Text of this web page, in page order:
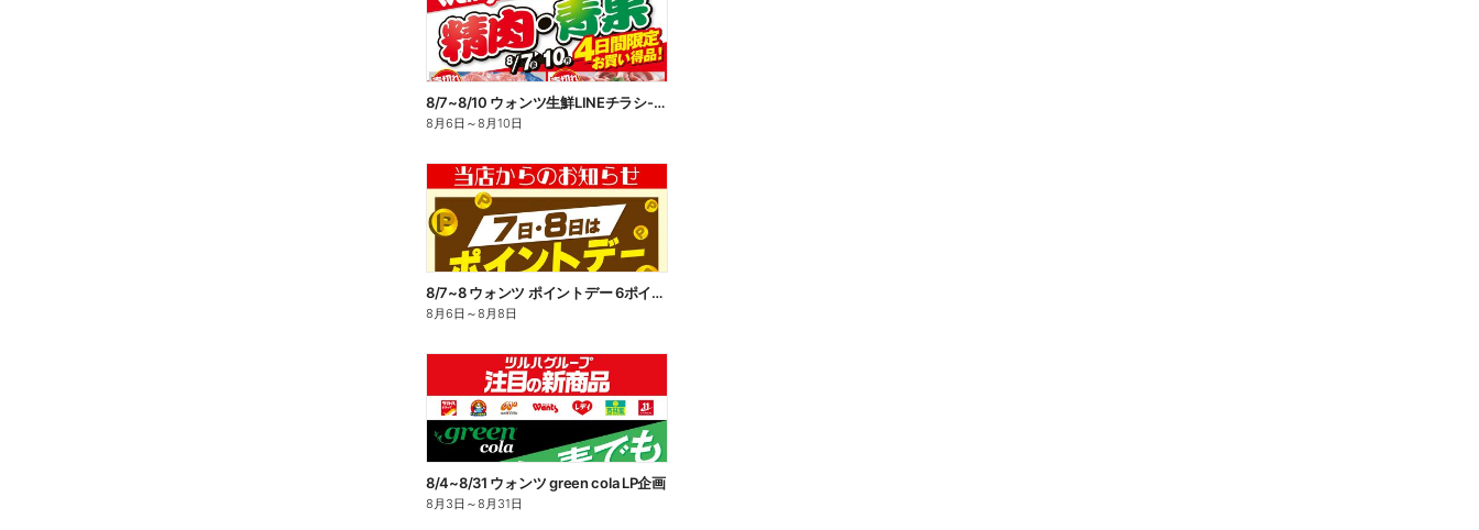
8/7~8/10 ウォンツ生鮮LINEチラシ-GKL
8月6日 ～8月10日
8/7~8 ウォンツ ポイントデー 6ポイント
8月6日 ～8月8日
8/4~8/31 ウォンツ green cola LP企画
8月3日 ～8月31日